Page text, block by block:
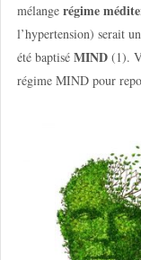
mélange régime
l’hypertension) serait
été baptisé MIND(1).
régime MIND pour